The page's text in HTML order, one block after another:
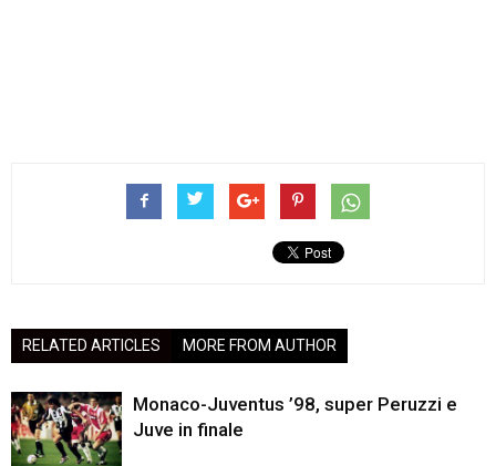
RELATED ARTICLES MORE FROM AUTHOR
Monaco-Juventus ’98, super Peruzzi e
Juve in finale